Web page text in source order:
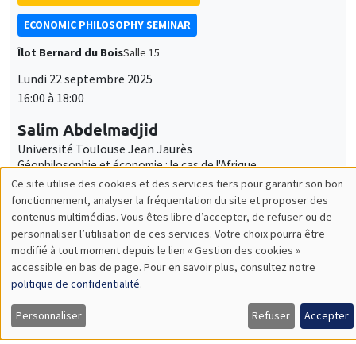
ECONOMIC PHILOSOPHY SEMINAR
Îlot Bernard du BoisSalle 15
Lundi 22 septembre 2025
16:00 à 18:00
Salim Abdelmadjid
Université Toulouse Jean Jaurès
Géophilosophie et économie : le cas de l'Afrique
SÉMINAIRES INTERDISCIPLINAIRES
HISTORY AND ECONOMICS SEMINAR
Îlot Bernard du BoisAmphithéâtre
Mercredi 8 octobre 2025